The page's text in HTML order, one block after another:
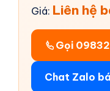
Giá: Liên hệ
Gọi
Chat Zalo